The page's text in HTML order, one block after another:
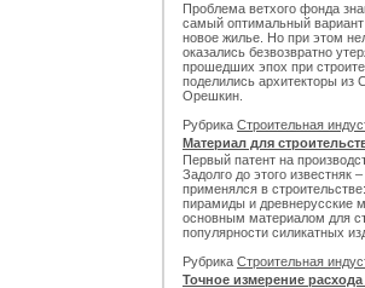
Проблема ветхого фонда
самый оптимальный вариант
новое жилье. Но при этом
оказались безвозвратно
прошедших эпох при
поделились архитекторы из
Орешкин.
Рубрика Строительная
Материал для
Первый патент на
Задолго до этого известняк
применялся в
пирамиды и древнерусские
основным материалом для
популярности силикатных
Рубрика Строительная
Точное измерение